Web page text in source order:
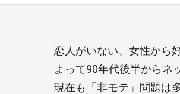
恋人がいない、女性から
よって90年代後半からネ
現在も「非モテ」問題は